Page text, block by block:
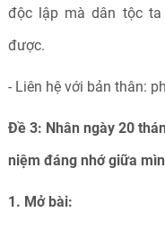
độc lập mà dân tộc
được.
- Liên hệ với bản thân:
Đề 3: Nhân ngày 20
niệm đáng nhớ giữa
1. Mở bài: